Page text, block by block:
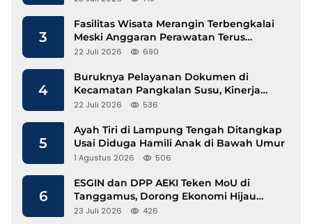
3
Fasilitas Wisata Merangin Terbengkalai
Meski Anggaran Perawatan Terus
Mengalir
22 Juli 2026 690
4
Buruknya Pelayanan Dokumen di
Kecamatan Pangkalan Susu, Kinerja
Disdukcapil Langkat Disorot
22 Juli 2026 536
5
Ayah Tiri di Lampung Tengah Ditangkap
Usai Diduga Hamili Anak di Bawah Umur
1 Agustus 2026 506
6
ESGIN dan DPP AEKI Teken MoU di
Tanggamus, Dorong Ekonomi Hijau
Berbasis Kopi dan Perdagangan Karbon
23 Juli 2026 426